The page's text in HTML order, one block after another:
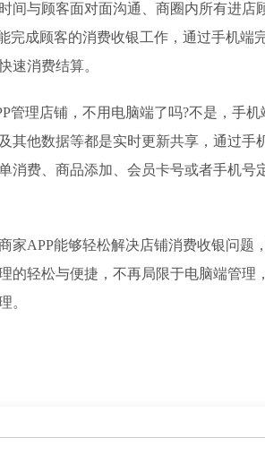
间与顾客面对面沟通、商圈内所有进店
完成顾客的消费收银工作，通过手机端
速消费结算。
理店铺，不用电脑端了吗?不是，手机
其他数据等都是实时更新共享，通过手
消费、商品添加、会员卡号或者手机号
APP能够轻松解决店铺消费收银问题
的轻松与便捷，不再局限于电脑端管理
。